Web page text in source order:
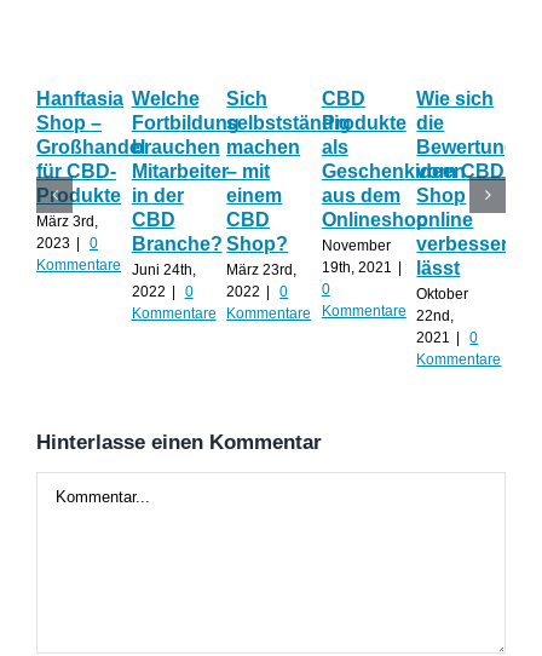
Hanftasia
Shop –
Großhandel
für CBD-
Produkte
März 3rd,
2023
0
Kommentare
Welche
Fortbildung
brauchen
Mitarbeiter
in der
CBD
Branche?
Juni 24th,
2022
0
Kommentare
Sich
selbstständig
machen
– mit
einem
CBD
Shop?
März 23rd,
2022
0
Kommentare
CBD
Produkte
als
Geschenkideen
aus dem
Onlineshop
November
19th, 2021
0
Kommentare
Wie sich
die
Bewertung
vom CBD
Shop
online
verbessern
lässt
Oktober
22nd,
2021
0
Kommentare
Hinterlasse einen Kommentar